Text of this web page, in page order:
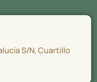
S/N, Cuartillo